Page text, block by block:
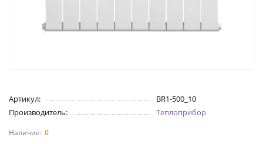
Артикул:
BR1-500_10
Производитель:
Теплоприбор
0